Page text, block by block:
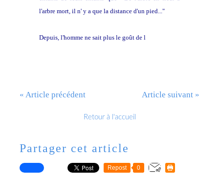
l'arbre mort, il n' y a que la distance d'un pied..."
Depuis, l'homme ne sait plus le goût de l
« Article précédent Article suivant »
Retour à l'accueil
Partager cet article
Repost 0